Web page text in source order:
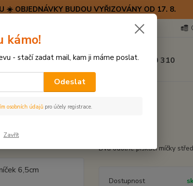
OBJEDNÁVKY BUDOU VYŘIZOVÁNY OD 17. 8.
Hledat (+420) 723 770 310
Dva odolné pískací míčky
Dostupnost
kámo!
- stačí zadat mail, kam ji máme poslat.
Odeslat
osobních údajů pro účely registrace.
Zavřít